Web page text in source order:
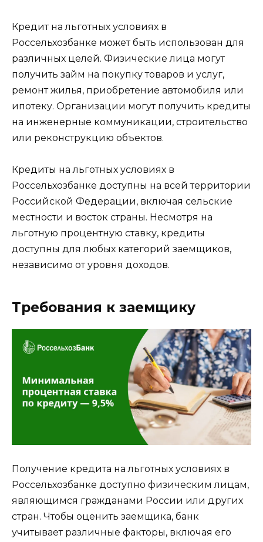
Кредит на льготных условиях в
Россельхозбанке может быть использован для
различных целей. Физические лица могут
получить займ на покупку товаров и услуг,
ремонт жилья, приобретение автомобиля или
ипотеку. Организации могут получить кредиты
на инженерные коммуникации, строительство
или реконструкцию объектов.
Кредиты на льготных условиях в
Россельхозбанке доступны на всей территории
Российской Федерации, включая сельские
местности и восток страны. Несмотря на
льготную процентную ставку, кредиты
доступны для любых категорий заемщиков,
независимо от уровня доходов.
Требования к заемщику
Получение кредита на льготных условиях в
Россельхозбанке доступно физическим лицам,
являющимся гражданами России или других
стран. Чтобы оценить заемщика, банк
учитывает различные факторы, включая его